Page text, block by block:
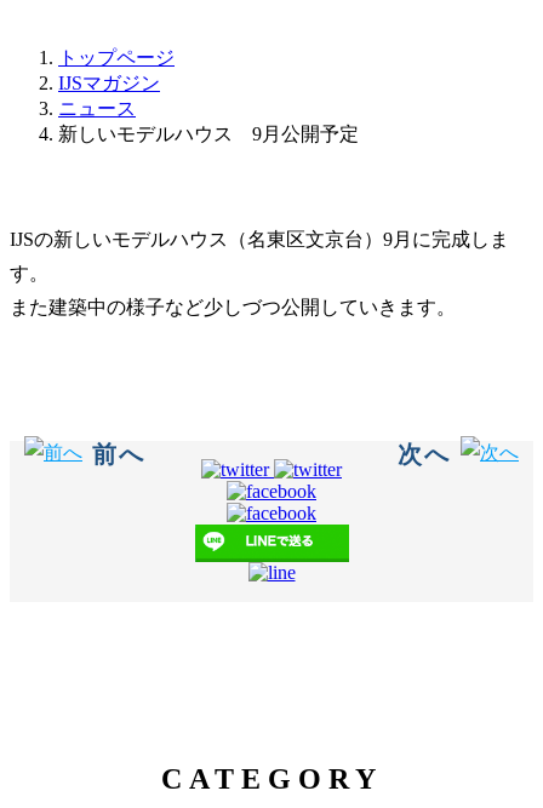
トップページ
IJSマガジン
ニュース
新しいモデルハウス 9月公開予定
IJSの新しいモデルハウス（名東区文京台）9月に完成しま
す。
また建築中の様子など少しづつ公開していきます。
前へ 次へ
CATEGORY